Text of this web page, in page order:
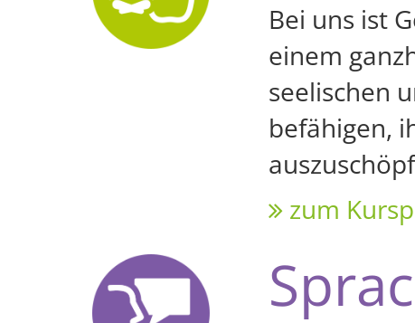
Bei uns ist
einem
seelischen
befähigen,
zum